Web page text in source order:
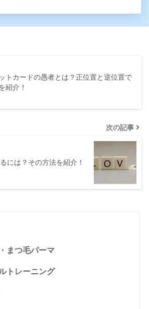
トカードの愚者とは？正位置と逆位置で
紹介！
次の記事
には？その方法を紹介！
まつ毛パーマ
トレーニング